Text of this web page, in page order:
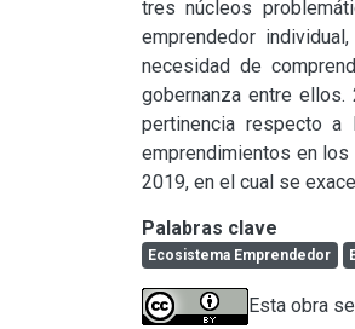
tres núcleos
emprendedor
necesidad de
gobernanza entre
pertinencia respecto a
emprendimientos en los
2019, en el cual se
Palabras clave
Ecosistema Emprendedor
Esta obra